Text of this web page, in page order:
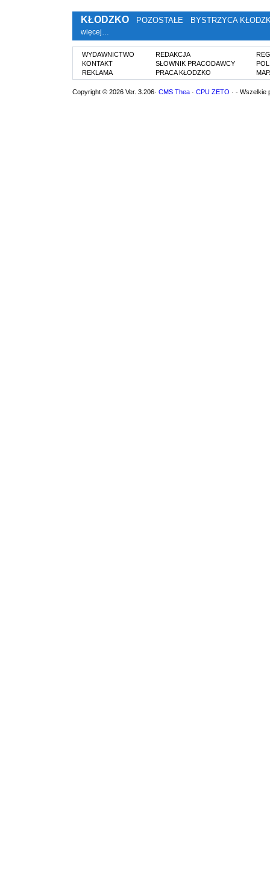
KŁODZKO POZOSTAŁE BYSTRZYCA
więcej…
WYDAWNICTWO
KONTAKT
REKLAMA
REDAKCJA
SŁOWNIK PRACODAWCY
PRACA KŁODZKO
Copyright © 2026 Ver. 3.206· CMS Thea · CPU ZETO · - Wszelkie